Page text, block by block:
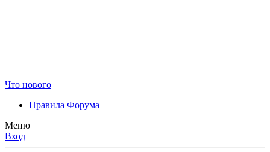
Что нового
Правила Форума
Меню
Вход